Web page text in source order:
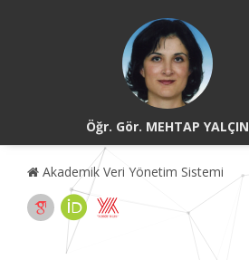
Öğr. Gör. MEHTAP YALÇIN
Akademik Veri Yönetim Sistemi